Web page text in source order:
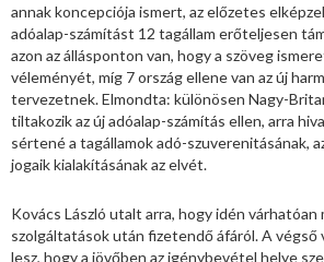
annak koncepciója ismert, az előzetes
adóalap-számítást 12 tagállam erőteljesen
azon az állásponton van, hogy a szöveg
véleményét, míg 7 ország ellene van az új
tervezetnek. Elmondta: különösen Nagy-
tiltakozik az új adóalap-számítás ellen, arra
sértené a tagállamok adó-szuverenitásának,
jogaik kialakításának az elvét.
Kovács László utalt arra, hogy idén várhatóan
szolgáltatások után fizetendő áfáról. A végső
lesz, hogy a jövőben az igénybevétel helye